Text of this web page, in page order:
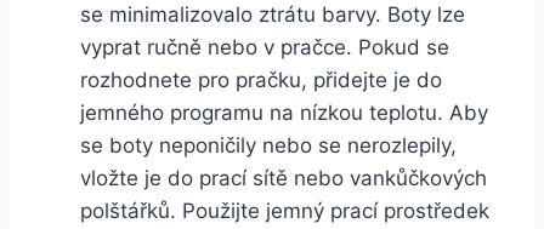
se minimalizovalo ztrátu barvy.⁢ Boty lze
vyprat⁤ ručně nebo v⁤ pračce. ⁢Pokud se‍
rozhodnete pro‍ pračku,⁣ přidejte je do
jemného programu na nízkou teplotu.‌ Aby
⁣se boty neponičily nebo ⁢se nerozlepily,
vložte je do prací sítě nebo vankůčkových⁤
polštářků. Použijte jemný prací ⁤prostředek⁢